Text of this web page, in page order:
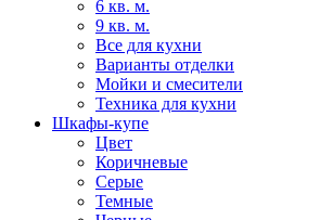
6 кв. м.
9 кв. м.
Все для кухни
Варианты отделки
Мойки и смесители
Техника для кухни
Шкафы-купе
Цвет
Коричневые
Серые
Темные